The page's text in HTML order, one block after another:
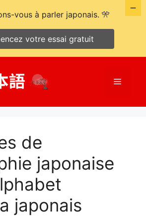
Menu
de
japonaise
japonais
vous à parler japonais. 🎌
votre essai gratuit